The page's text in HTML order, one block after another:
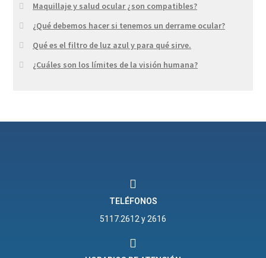
Maquillaje y salud ocular ¿son compatibles?
¿Qué debemos hacer si tenemos un derrame ocular?
Qué es el filtro de luz azul y para qué sirve.
¿Cuáles son los límites de la visión humana?
TELÉFONOS
5117.2612 y 2616